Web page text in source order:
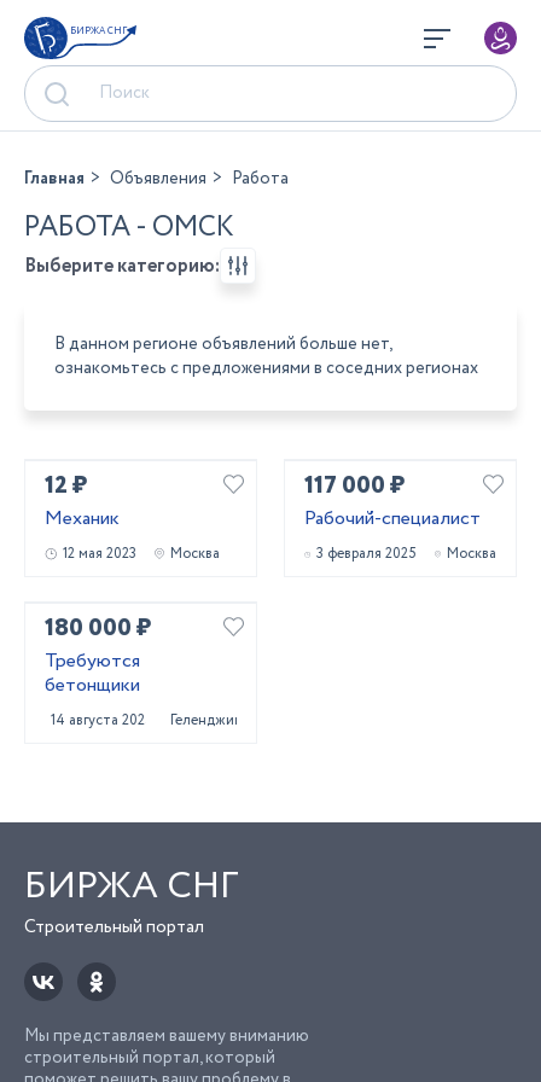
БИРЖА СНГ
Главная Объявления Работа
РАБОТА - ОМСК
Выберите категорию:
В данном регионе объявлений больше нет,
ознакомьтесь с предложениями в соседних регионах
12 ₽
Механик
12 мая 2023 Москва
117 000 ₽
Рабочий-специалист
3 февраля 2025 Москва
180 000 ₽
Требуются
бетонщики
14 августа 2025 Геленджик
БИРЖА СНГ
Строительный портал
Мы представляем вашему вниманию
строительный портал, который